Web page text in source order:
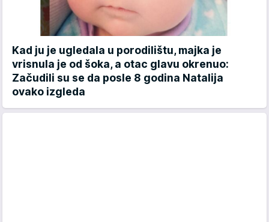
Kad ju je ugledala u porodilištu, majka je
vrisnula je od šoka, a otac glavu okrenuo:
Začudili su se da posle 8 godina Natalija
ovako izgleda